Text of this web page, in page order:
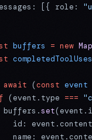
[{ role:
buffers = new Map
completedToolUses
await (const event
(event.type ===
buffers.
set
id:
name: